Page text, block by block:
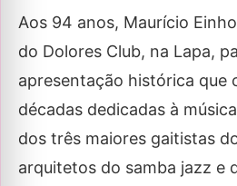
Aos 94 anos, Maurício
do Dolores Club, na Lapa,
apresentação histórica que
décadas dedicadas à
dos três maiores gaitistas
arquitetos do samba jazz e